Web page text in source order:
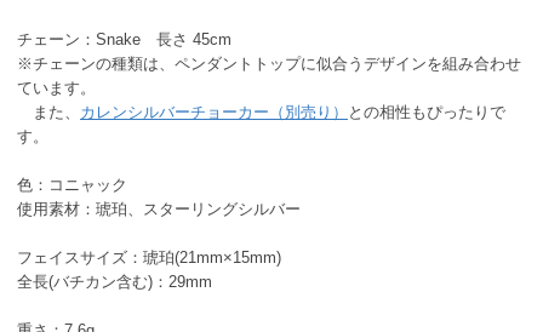
チェーン：Snake 長さ 45cm
※チェーンの種類は、ペンダントトップに似合うデザインを組み合わせ
ています。
また、 カレンシルバーチョーカー（別売り）
との相性もぴったりで
す。
色：コニャック
使用素材：琥珀、スターリングシルバー
フェイスサイズ：琥珀(21mm×15mm)
全長(バチカン含む)：29mm